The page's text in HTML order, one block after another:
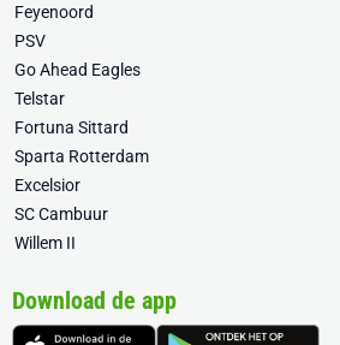
Feyenoord
PSV
Go Ahead Eagles
Telstar
Fortuna Sittard
Sparta Rotterdam
Excelsior
SC Cambuur
Willem II
Download de app